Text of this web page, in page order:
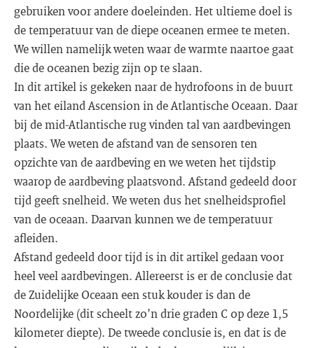
gebruiken voor andere doeleinden. Het ultieme doel is
de temperatuur van de diepe oceanen ermee te meten.
We willen namelijk weten waar de warmte naartoe gaat
die de oceanen bezig zijn op te slaan.
In dit artikel is gekeken naar de hydrofoons in de buurt
van het eiland Ascension in de Atlantische Oceaan. Daar
bij de mid-Atlantische rug vinden tal van aardbevingen
plaats. We weten de afstand van de sensoren ten
opzichte van de aardbeving en we weten het tijdstip
waarop de aardbeving plaatsvond. Afstand gedeeld door
tijd geeft snelheid. We weten dus het snelheidsprofiel
van de oceaan. Daarvan kunnen we de temperatuur
afleiden.
Afstand gedeeld door tijd is in dit artikel gedaan voor
heel veel aardbevingen. Allereerst is er de conclusie dat
de Zuidelijke Oceaan een stuk kouder is dan de
Noordelijke (dit scheelt zo’n drie graden C op deze 1,5
kilometer diepte). De tweede conclusie is, en dat is de